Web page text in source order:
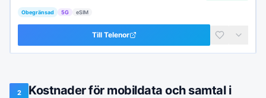
Obegränsad 5G eSIM
Till Telenor
2
Kostnader för mobildata och samtal i